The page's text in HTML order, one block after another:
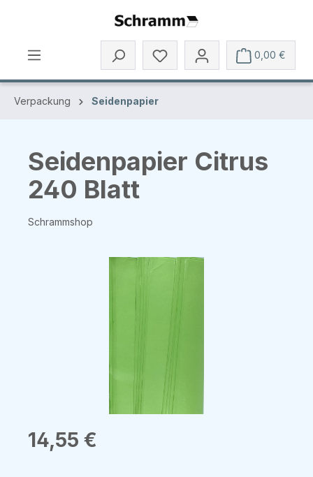
Zum Hauptinhalt springen
0,00 €
Verpackung Seidenpapier
Seidenpapier Citrus
240 Blatt
Schrammshop
Bildergalerie überspringen
Regulärer Preis:
14,55 €